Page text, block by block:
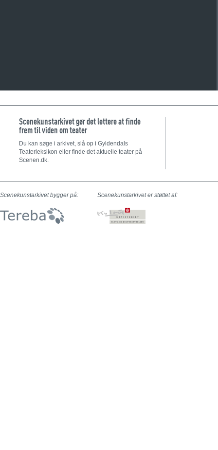
Scenekunstarkivet gør det lettere at finde
frem til viden om teater
Du kan søge i arkivet, slå op i Gyldendals
Teaterleksikon eller finde det aktuelle teater på
Scenen.dk.
Scenekunstarkivet bygger på: Scenekunstarkivet er støttet af: